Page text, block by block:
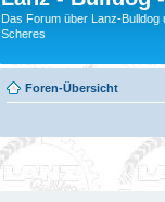
Das Forum über Lanz-Bulldog
Scheres
Foren-Übersicht